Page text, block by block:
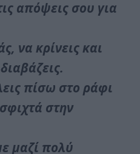
απόψεις σου για
να κρίνεις και
πίσω στο ράφι
στην
μαζί πολύ